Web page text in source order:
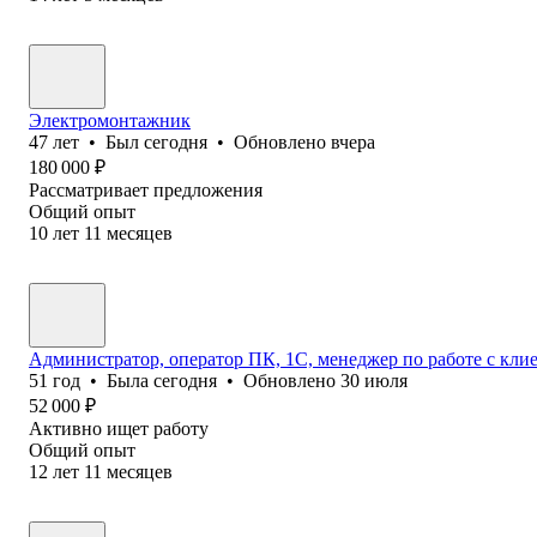
Электромонтажник
47 лет • Был сегодня • Обновлено вчера
180 000 ₽
Рассматривает предложения
Общий опыт
10 лет 11 месяцев
Администратор, оператор ПК, 1С, менеджер по работе с
51 год • Была сегодня • Обновлено 30 июля
52 000 ₽
Активно ищет работу
Общий опыт
12 лет 11 месяцев